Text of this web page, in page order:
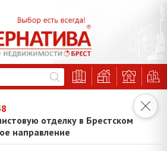
отделку в Брестском
направление